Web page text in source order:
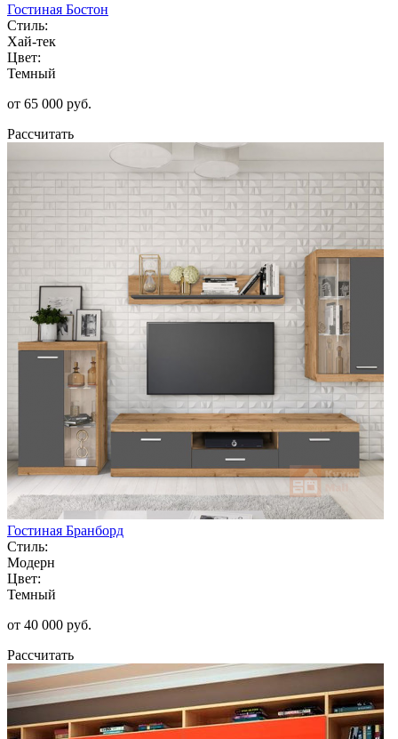
Гостиная Бостон
Стиль:
Хай-тек
Цвет:
Темный
от 65 000 руб.
Рассчитать
Гостиная Бранборд
Стиль:
Модерн
Цвет:
Темный
от 40 000 руб.
Рассчитать